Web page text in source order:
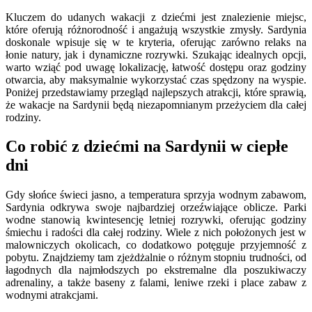
Kluczem do udanych wakacji z dziećmi jest znalezienie miejsc,
które oferują różnorodność i angażują wszystkie zmysły. Sardynia
doskonale wpisuje się w te kryteria, oferując zarówno relaks na
łonie natury, jak i dynamiczne rozrywki. Szukając idealnych opcji,
warto wziąć pod uwagę lokalizację, łatwość dostępu oraz godziny
otwarcia, aby maksymalnie wykorzystać czas spędzony na wyspie.
Poniżej przedstawiamy przegląd najlepszych atrakcji, które sprawią,
że wakacje na Sardynii będą niezapomnianym przeżyciem dla całej
rodziny.
Co robić z dziećmi na Sardynii w ciepłe
dni
Gdy słońce świeci jasno, a temperatura sprzyja wodnym zabawom,
Sardynia odkrywa swoje najbardziej orzeźwiające oblicze. Parki
wodne stanowią kwintesencję letniej rozrywki, oferując godziny
śmiechu i radości dla całej rodziny. Wiele z nich położonych jest w
malowniczych okolicach, co dodatkowo potęguje przyjemność z
pobytu. Znajdziemy tam zjeżdżalnie o różnym stopniu trudności, od
łagodnych dla najmłodszych po ekstremalne dla poszukiwaczy
adrenaliny, a także baseny z falami, leniwe rzeki i place zabaw z
wodnymi atrakcjami.